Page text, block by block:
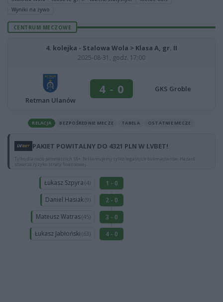
Wyniki na żywo
CENTRUM MECZOWE
4. kolejka - Stalowa Wola > Klasa A, gr. II
2025-08-31, godz. 17:00
Retman Ulanów
4 - 0 GKS Groble
RELACJA BEZPOŚREDNIE MECZE TABELA OSTATNIE MECZE
PAKIET POWITALNY DO 4321 PLN W LVBET!
Tylko dla osób pełnoletnich 18+. Reklamujemy tylko legalnych bukmacherów. Hazard
stwarza ryzyko straty finansowej.
Łukasz Szpyra (4)
1 - 0
Daniel Hasiak(9)
2 - 0
Mateusz Watras(45)
3 - 0
Łukasz Jabłoński (63) 4 - 0